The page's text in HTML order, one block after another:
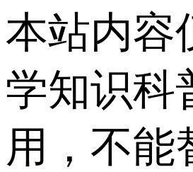
本站内容
学知识科
用，不能